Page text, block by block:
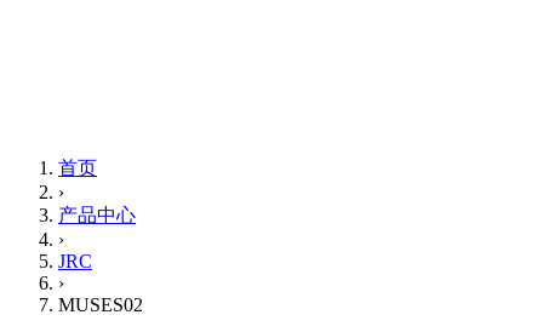
首页
›
产品中心
›
JRC
›
MUSES02